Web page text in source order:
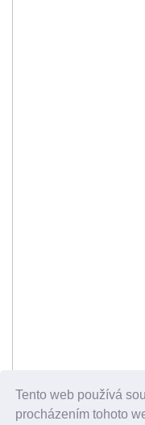
Tento web používá
procházením tohoto